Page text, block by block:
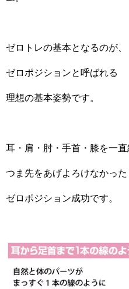
ゼロトレの基本となるのが、
ゼロポジションと呼ばれる
理想の基本姿勢です。
耳・肩・肘・手首・膝を一直
つま先をあげよろけなかった
ゼロポジション成功です。